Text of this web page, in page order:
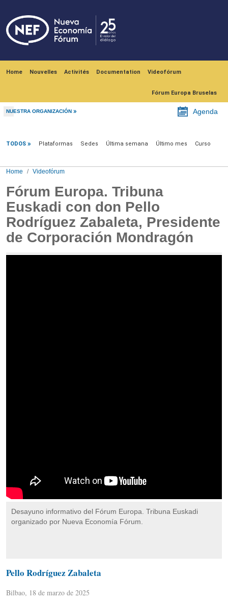
Home Nouvelles Activités Documentation Videofórum
Fórum Europa Bruselas
NUESTRA ORGANIZACIÓN Agenda
TODOS Plataformas Sedes Última semana Último mes Curso
Home Videofórum
Fórum Europa. Tribuna
Euskadi con don Pello
Rodríguez Zabaleta, Presidente
de Corporación Mondragón
Desayuno informativo del Fórum Europa. Tribuna Euskadi
organizado por Nueva Economía Fórum.
Pello Rodríguez Zabaleta
Bilbao, 18 de marzo de 2025